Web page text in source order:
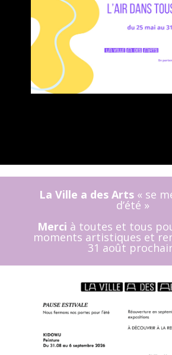
La Ville a des Arts « se
d’été »
Merci à toutes et tous
moments artistiques et
31 août